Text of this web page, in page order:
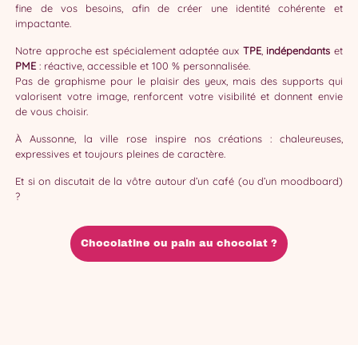
fine de vos besoins, afin de créer une identité cohérente et
impactante.
Notre approche est spécialement adaptée aux TPE, indépendants et
PME : réactive, accessible et 100 % personnalisée.
Pas de graphisme pour le plaisir des yeux, mais des supports qui
valorisent votre image, renforcent votre visibilité et donnent envie
de vous choisir.
À Aussonne, la ville rose inspire nos créations : chaleureuses,
expressives et toujours pleines de caractère.
Et si on discutait de la vôtre autour d’un café (ou d’un moodboard)
?
Chocolatine ou pain au chocolat ?